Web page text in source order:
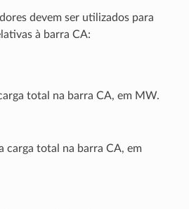
devem ser utilizados para
à barra CA:
total na barra CA, em MW.
carga total na barra CA, em